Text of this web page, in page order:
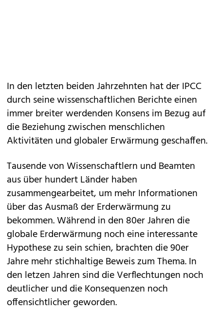
In den letzten beiden Jahrzehnten hat der IPCC
durch seine wissenschaftlichen Berichte einen
immer breiter werdenden Konsens im Bezug auf
die Beziehung zwischen menschlichen
Aktivitäten und globaler Erwärmung geschaffen.
Tausende von Wissenschaftlern und Beamten
aus über hundert Länder haben
zusammengearbeitet, um mehr Informationen
über das Ausmaß der Erderwärmung zu
bekommen. Während in den 80er Jahren die
globale Erderwärmung noch eine interessante
Hypothese zu sein schien, brachten die 90er
Jahre mehr stichhaltige Beweis zum Thema. In
den letzen Jahren sind die Verflechtungen noch
deutlicher und die Konsequenzen noch
offensichtlicher geworden.